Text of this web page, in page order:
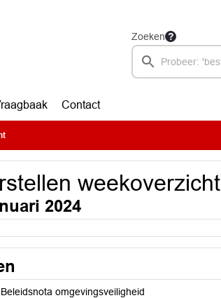
Zoeken
Contact
weekoverzicht
2024
omgevingsveiligheid